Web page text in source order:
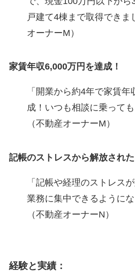
戸建て4棟まで取得できま
オーナーM）
家賃年収6,000万円を達成！
「開業から約4年で家賃年
成！いつも相談に乗っても
（不動産オーナーM）
記帳のストレスから解放された
「記帳や経理のストレス
業務に集中できるようにな
（不動産オーナーN）
経験と実績：